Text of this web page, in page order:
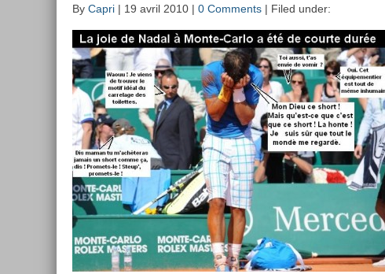
By Capri | 19 avril 2010 | 0 Comments | Filed under: